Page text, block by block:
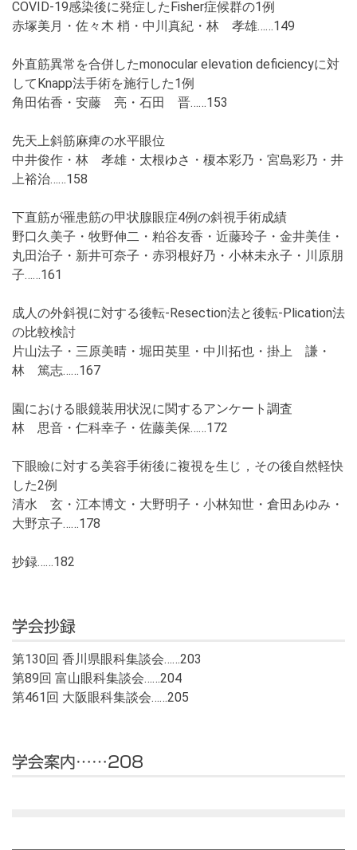
COVID-19感染後に発症したFisher症候群の1例
赤塚美月・佐々木 梢・中川真紀・林 孝雄……149
外直筋異常を合併したmonocular elevation deficiencyに対
してKnapp法手術を施行した1例
角田佑香・安藤 亮・石田 晋……153
先天上斜筋麻痺の水平眼位
中井俊作・林 孝雄・太根ゆさ・榎本彩乃・宮島彩乃・井
上裕治……158
下直筋が罹患筋の甲状腺眼症4例の斜視手術成績
野口久美子・牧野伸二・粕谷友香・近藤玲子・金井美佳・
丸田治子・新井可奈子・赤羽根好乃・小林未永子・川原朋
子……161
成人の外斜視に対する後転-Resection法と後転-Plication法
の比較検討
片山法子・三原美晴・堀田英里・中川拓也・掛上 謙・
林 篤志……167
園における眼鏡装用状況に関するアンケート調査
林 思音・仁科幸子・佐藤美保……172
下眼瞼に対する美容手術後に複視を生じ，その後自然軽快
した2例
清水 玄・江本博文・大野明子・小林知世・倉田あゆみ・
大野京子……178
抄録……182
学会抄録
第130回 香川県眼科集談会……203
第89回 富山眼科集談会……204
第461回 大阪眼科集談会……205
学会案内……208